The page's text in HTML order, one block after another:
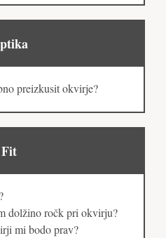
preizkusit okvirje?
Fit
dolžino ročk pri okvirju?
mi bodo prav?